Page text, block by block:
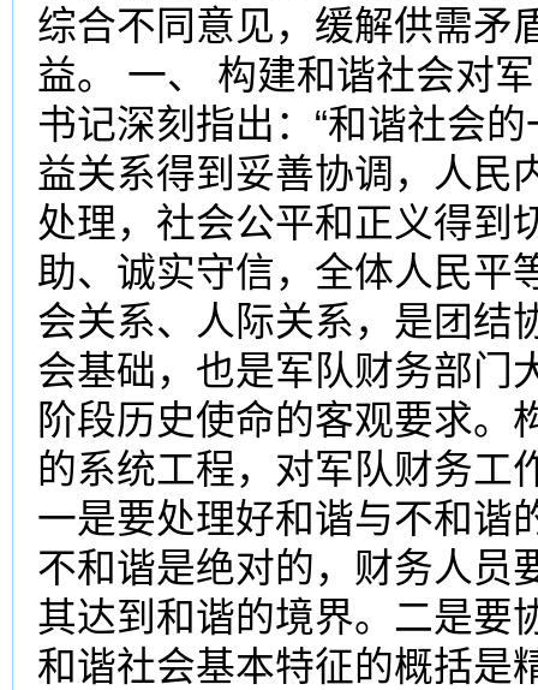
综合不同意见，缓解供需矛
益。 一、 构建和谐社会对
书记深刻指出：“和谐社会
益关系得到妥善协调，人民
处理，社会公平和正义得到
助、诚实守信，全体人民平
会关系、人际关系，是团结
会基础，也是军队财务部门
阶段历史使命的客观要求。
的系统工程，对军队财务工
一是要处理好和谐与不和谐
不和谐是绝对的，财务人员
其达到和谐的境界。二是要
和谐社会基本特征的概括是